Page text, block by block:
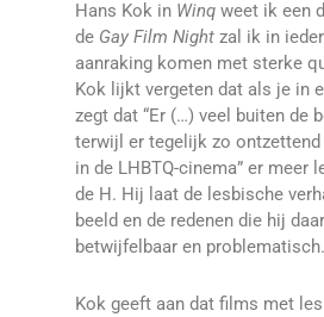
Hans Kok in Winqweet ik een
de Gay Film Nightzal ik in
aanraking komen met sterke
Kok lijkt vergeten dat als je in
zegt dat “Er (…) veel buiten de
terwijl er tegelijk zo ontzettend
in de LHBTQ-cinema” er meer
de H. Hij laat de lesbische
beeld en de redenen die hij
betwijfelbaar en problematisch.
Kok geeft aan dat films met